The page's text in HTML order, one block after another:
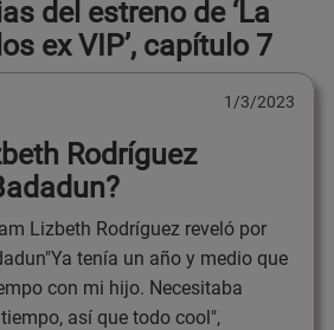
del estreno de ‘La
ex VIP’, capítulo 7
1/3/2023
Rodríguez
Lizbeth Rodríguez reveló por
tenía un año y medio que
con mi hijo. Necesitaba
así que todo cool",